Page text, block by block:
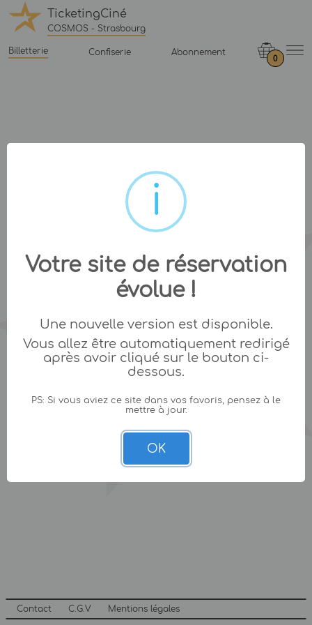
TicketingCiné
COSMOS - Strasbourg
Billetterie Confiserie Abonnement
0
Contact C.G.V Mentions légales
Votre site de réservation
évolue !
Une nouvelle version est disponible.
Vous allez être automatiquement redirigé
après avoir cliqué sur le bouton ci-
dessous.
PS: Si vous aviez ce site dans vos favoris, pensez à le
mettre à jour.
OK